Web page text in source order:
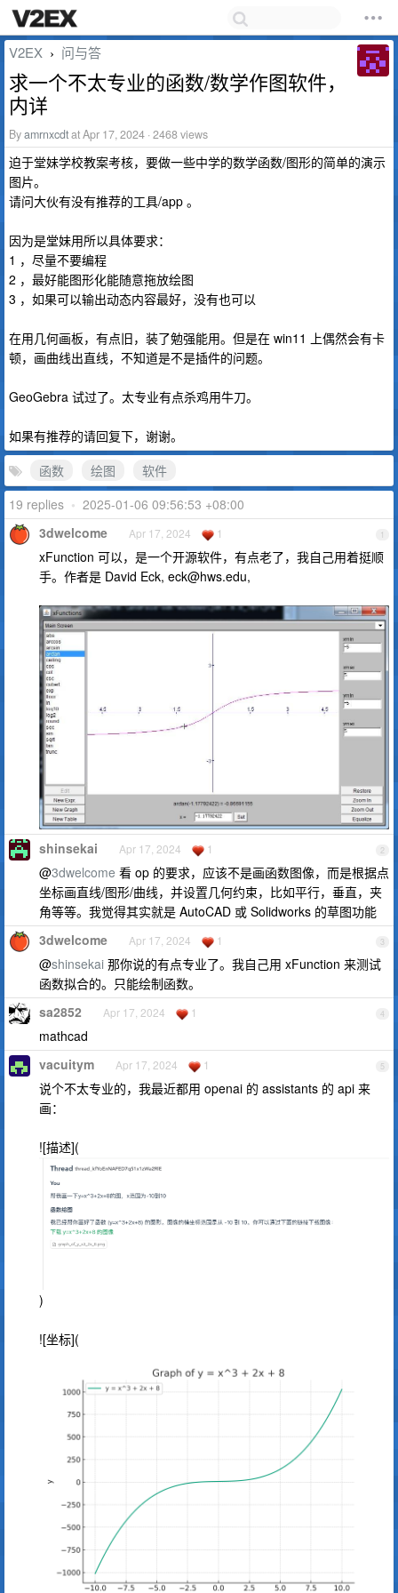
V2EX › 问与答
求一个不太专业的函数/数学作图软件，
内详
Byamrnxcdtat Apr 17, 2024 · 2468 views
迫于堂妹学校教案考核，要做一些中学的数学函数/图形的简单的演示
图片。
请问大伙有没有推荐的工具/app 。
因为是堂妹用所以具体要求：
1 ，尽量不要编程
2 ，最好能图形化能随意拖放绘图
3 ，如果可以输出动态内容最好，没有也可以
在用几何画板，有点旧，装了勉强能用。但是在 win11 上偶然会有卡
顿，画曲线出直线，不知道是不是插件的问题。
GeoGebra 试过了。太专业有点杀鸡用牛刀。
如果有推荐的请回复下，谢谢。
函数
绘图
软件
19 replies • 2025-01-06 09:56:53 +08:00
1
3dwelcome Apr 17, 2024 1
xFunction 可以，是一个开源软件，有点老了，我自己用着挺顺
手。作者是 David Eck, eck@hws.edu,
2
shinsekai Apr 17, 2024 1
@3dwelcome 看 op 的要求，应该不是画函数图像，而是根据点
坐标画直线/图形/曲线，并设置几何约束，比如平行，垂直，夹
角等等。我觉得其实就是 AutoCAD 或 Solidworks 的草图功能
3
3dwelcome Apr 17, 2024 1
@shinsekai 那你说的有点专业了。我自己用 xFunction 来测试
函数拟合的。只能绘制函数。
4
sa2852 Apr 17, 2024 1
mathcad
5
vacuitym Apr 17, 2024 1
说个不太专业的，我最近都用 openai 的 assistants 的 api 来
画：
![描述](
)
![坐标](